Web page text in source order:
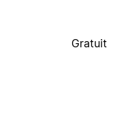
Gratuit